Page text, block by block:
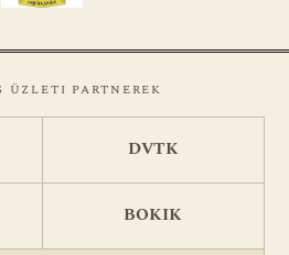
ÜZLETI PARTNEREK
DVTK
BOKIK